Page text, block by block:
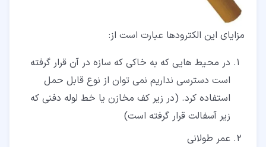
مزایای این الکترودها عبارت است از:
در محیط هایی که به خاکی که سازه در آن قرار گرفته
است دسترسی نداریم نمی توان از نوع قابل حمل
استفاده کرد. (در زیر کف مخازن یا خط لوله دفنی که
زیر آسفالت قرار گرفته است)
عمر طولانی